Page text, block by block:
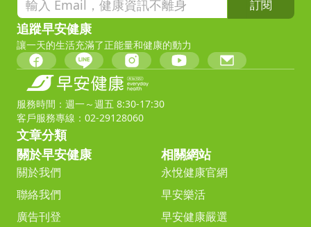
訂閱
追蹤早安健康
讓一天的生活充滿了正能量和健康的動力
服務時間：週一～週五 8:30-17:30
客戶服務專線：02-29128060
文章分類
關於早安健康
關於我們
聯絡我們
廣告刊登
相關網站
永悅健康官網
早安樂活
早安健康嚴選